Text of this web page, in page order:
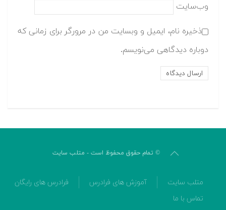
وب‌سایت
ذخیره نام، ایمیل و وبسایت من در مرورگر برای زمانی که
دوباره دیدگاهی می‌نویسم.
© تمام حقوق محفوظ است - متلب سایت
متلب سایت آموزش های فرادرس
فرادرس های رایگان
تماس با ما